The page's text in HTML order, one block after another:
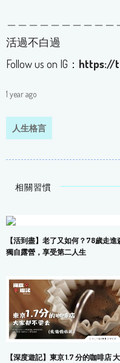
活過不白過
Follow us on IG： https://
1 year ago
人生格言
相關習慣
【活到盡】老了又如何？78歲走進
獨自露營，享受第二人生
【深度遊記】東京 1.7 分的咖啡店